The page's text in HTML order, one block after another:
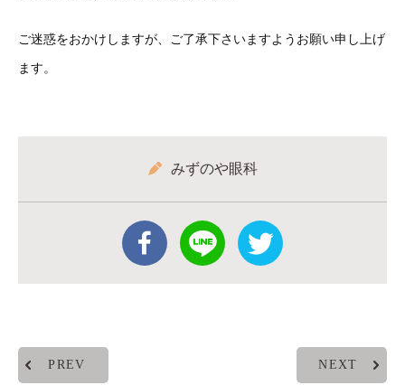
ご迷惑をおかけしますが、ご了承下さいますようお願い申し上げ
ます。
みずのや眼科
PREV NEXT